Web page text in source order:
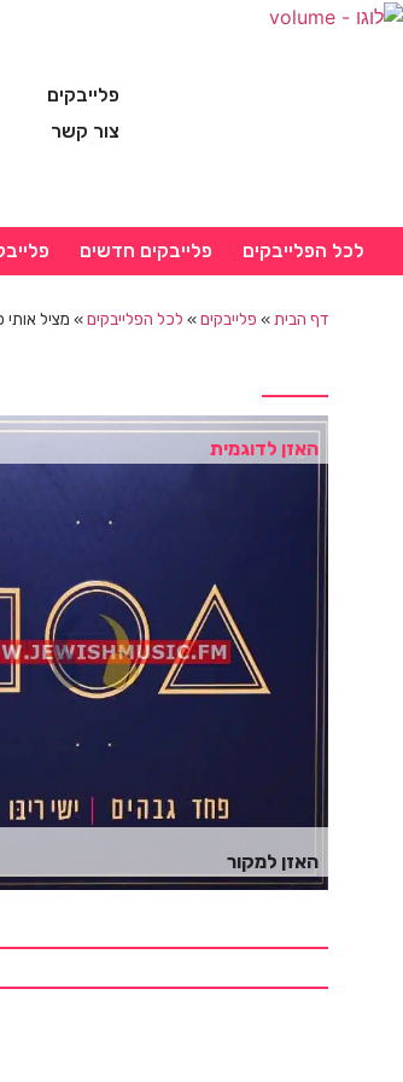
פלייבקים
צור קשר
לכל הפלייבקים פלייבקים חדשים
דף הבית » פלייבקים» לכל הפלייבקים» מציל אותי
האזן לדוגמית
האזן למקור